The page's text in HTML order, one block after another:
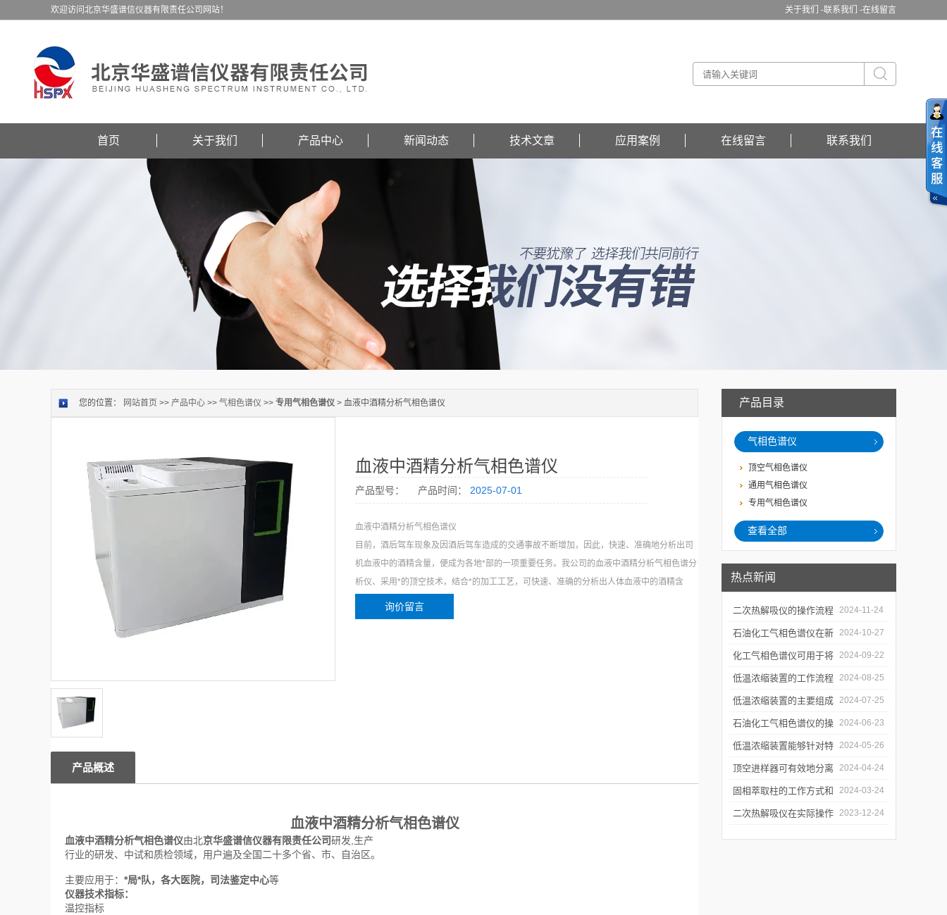
关于我们 -联系我们 -在线留言
欢迎访问北京华盛谱信仪器有限责任公司网站！
首页 关于我们 产品中心 新闻动态 技术文章 应用案例 在线留言 联系我们
产品目录
气相色谱仪
顶空气相色谱仪
通用气相色谱仪
专用气相色谱仪
查看全部
热点新闻
二次热解吸仪的操作流程
和使用注意事项
2024-11-24
石油化工气相色谱仪在新
材料、新产品的研发中的
应用
2024-10-27
化工气相色谱仪可用于将
样品引入色谱柱并推动分
离过程
2024-09-22
低温浓缩装置的工作流程
及使用注意事项
2024-08-25
低温浓缩装置的主要组成
部分及具体工作流程分析
2024-07-25
石油化工气相色谱仪的操
作要点详细分析
2024-06-23
低温浓缩装置能够针对特
定的目标组分进行有效浓
缩
2024-05-26
顶空进样器可有效地分离
和富集样品中的挥发性成
分
2024-04-24
固相萃取柱的工作方式和
应用场景
2024-03-24
二次热解吸仪在实际操作 2023-12-24
您的位置： 网站首页 >> 产品中心 >> 气相色谱仪 >> 专用气相色谱仪 > 血液中酒精分析气相色谱仪
血液中酒精分析气相色谱仪
产品型号： 产品时间： 2025-07-01
血液中酒精分析气相色谱仪
目前，酒后驾车现象及因酒后驾车造成的交通事故不断增加，因此，快速、准确地分析出司
机血液中的酒精含量，便成为各地*部的一项重要任务。我公司的血液中酒精分析气相色谱分
析仪、采用*的顶空技术，结合*的加工工艺，可快速、准确的分析出人体血液中的酒精含
量。可满足各地*的需求。
询价留言
产品概述
血液中酒精分析气相色谱仪
血液中酒精分析气相色谱仪由北京华盛谱信仪器有限责任公司研发,生产
行业的研发、中试和质检领域，用户遍及全国二十多个省、市、自治区。
主要应用于： *局*队，各大医院，司法鉴定中心等
仪器技术指标：
温控指标